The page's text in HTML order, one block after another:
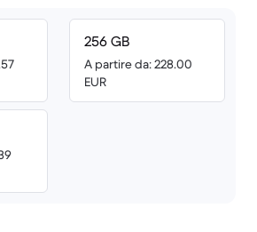
256 GB
A partire da: 228.00
EUR